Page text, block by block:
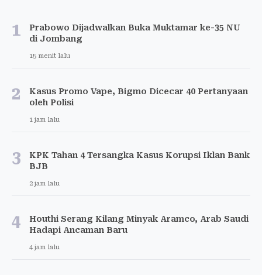
1
Prabowo Dijadwalkan Buka Muktamar ke-35 NU
di Jombang
15 menit lalu
2
Kasus Promo Vape, Bigmo Dicecar 40 Pertanyaan
oleh Polisi
1 jam lalu
3
KPK Tahan 4 Tersangka Kasus Korupsi Iklan Bank
BJB
2 jam lalu
4
Houthi Serang Kilang Minyak Aramco, Arab Saudi
Hadapi Ancaman Baru
4 jam lalu